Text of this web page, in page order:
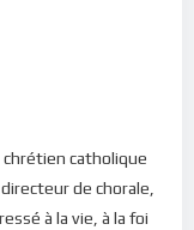
sur toi en te
et tes
à me
j’habite en
pour être
catholique
de chorale,
à la vie, à la foi